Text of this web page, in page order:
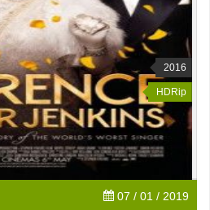
2016
HDRip
07 / 01 / 2019